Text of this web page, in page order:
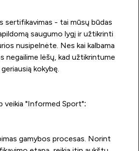
sertifikavimas - tai mūsų būdas
saugumo lygį ir užtikrinti
nusipelnėte. Nes kai kalbama
negailime lėšų, kad užtikrintume
geriausią kokybę.
veikia "Informed Sport":
gamybos procesas. Norint